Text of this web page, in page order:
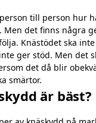
till person hur
Men det finns några
Knästödet ska
ger stöd. Men det
det då blir
smärtor.
är bäst?